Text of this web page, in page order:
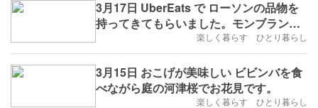
3月17日 UberEats で ローソンの品物を
持ってきてもらいました。モンブラン美
楽しく暮らす ひとり暮らし
3月15日 おこげが美味しい ビビンバを食
べながら庭の河津桜でお花見です。
楽しく暮らす ひとり暮らし